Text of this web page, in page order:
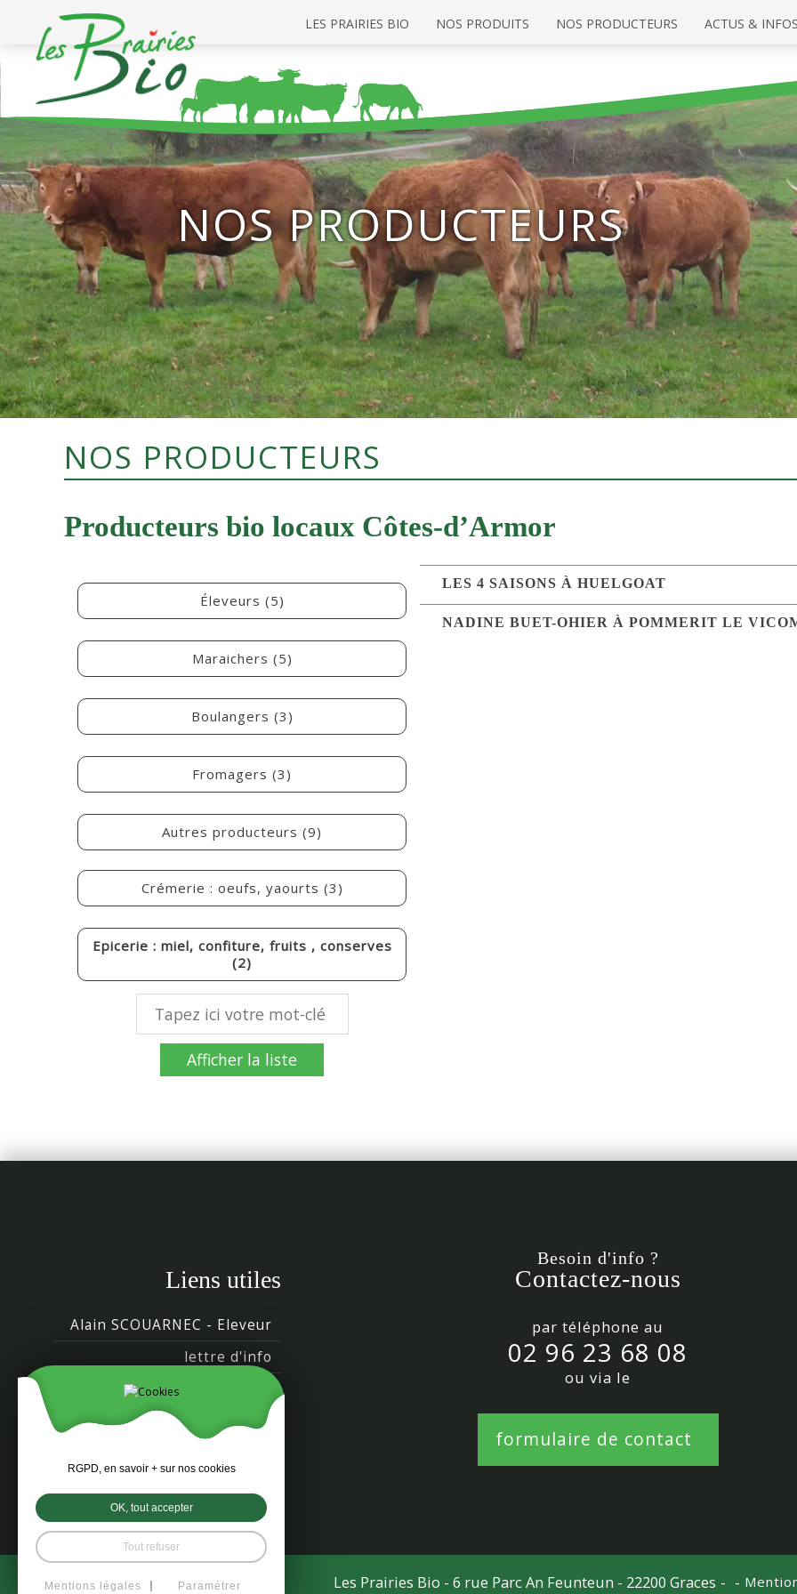
LES PRAIRIES BIO NOS PRODUITS NOS PRODUCTEURS ACTUS &
NOS PRODUCTEURS
NOS PRODUCTEURS
Producteurs bio locaux Côtes-d’Armor
Éleveurs (5)
Maraichers (5)
Boulangers (3)
Fromagers (3)
Autres producteurs (9)
Crémerie : oeufs, yaourts (3)
Epicerie : miel, confiture, fruits , conserves
(2)
LES 4 SAISONS À HUELGOAT
NADINE BUET-OHIER À POMMERIT LE
Liens utiles
Alain SCOUARNEC - Eleveur
lettre d'info
Actus & infos
Besoin d'info ?
Contactez-nous
par téléphone au
02 96 23 68 08
ou via le
formulaire de contact
Les Prairies Bio - 6 rue Parc An Feunteun - 22200 Graces - -
RGPD, en savoir + sur nos cookies
OK, tout accepter
Tout refuser
Mentions légales Paramétrer